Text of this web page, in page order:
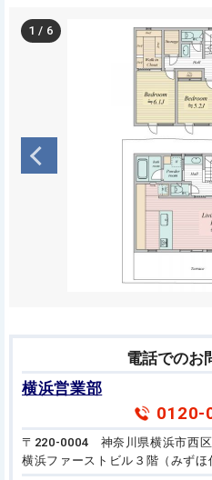
1 / 6
電話でのお
横浜営業部
0120-
〒220-0004 神奈川県横浜市西
横浜ファーストビル３階（みずほ